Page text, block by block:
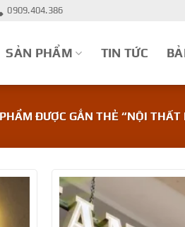
0909.404.386
SẢN PHẨM TIN TỨC
ĐƯỢC GẮN THẺ “NỘI THẤT